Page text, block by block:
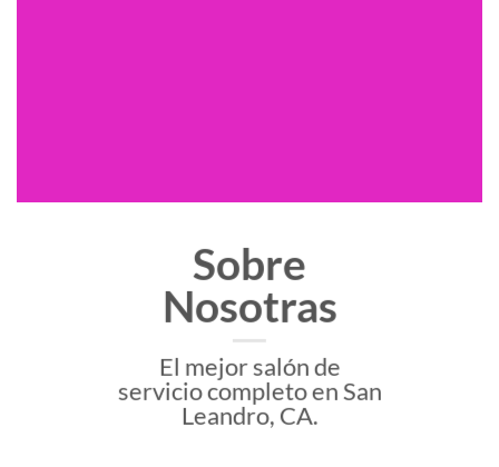
Sobre
Nosotras
El mejor salón de
servicio completo en San
Leandro, CA.